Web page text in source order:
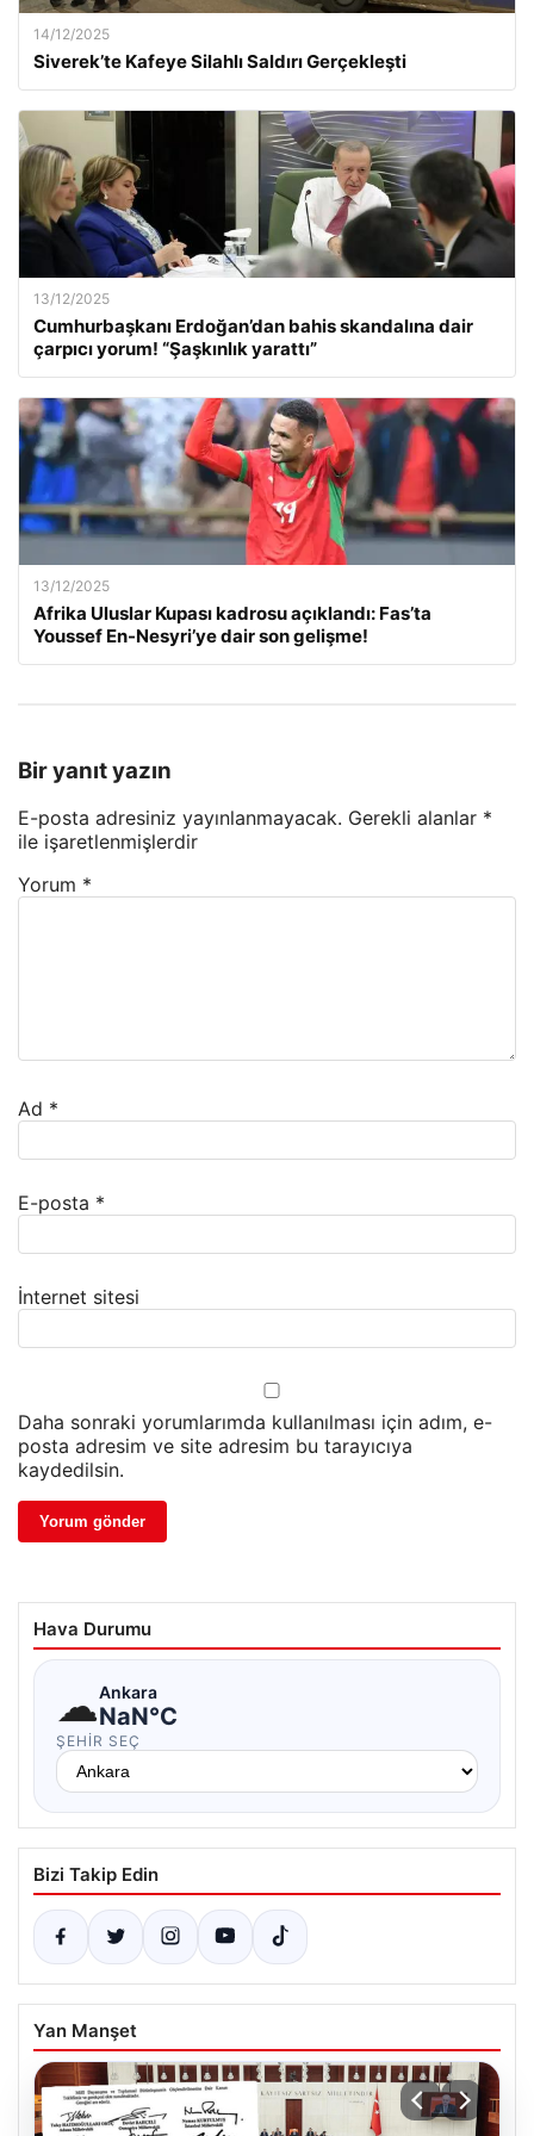
14/12/2025
Siverek’te Kafeye Silahlı Saldırı Gerçekleşti
13/12/2025
Cumhurbaşkanı Erdoğan’dan bahis skandalına dair
çarpıcı yorum! “Şaşkınlık yarattı”
13/12/2025
Afrika Uluslar Kupası kadrosu açıklandı: Fas’ta
Youssef En-Nesyri’ye dair son gelişme!
Bir yanıt yazın
E-posta adresiniz yayınlanmayacak. Gerekli alanlar *
ile işaretlenmişlerdir
Yorum *
Ad *
E-posta *
İnternet sitesi
Daha sonraki yorumlarımda kullanılması için adım, e-
posta adresim ve site adresim bu tarayıcıya
kaydedilsin.
Hava Durumu
☁Ankara
NaN°C
ŞEHIR SEÇ
Bizi Takip Edin
Yan Manşet